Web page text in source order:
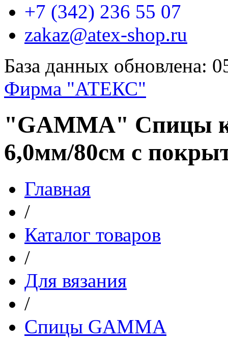
+7 (342) 236 55 07
zakaz@atex-shop.ru
База данных обновлена:
Фирма "АТЕКС"
"GAMMA" Спицы
6,0мм/80см с
Главная
/
Каталог товаров
/
Для вязания
/
Спицы GAMMA